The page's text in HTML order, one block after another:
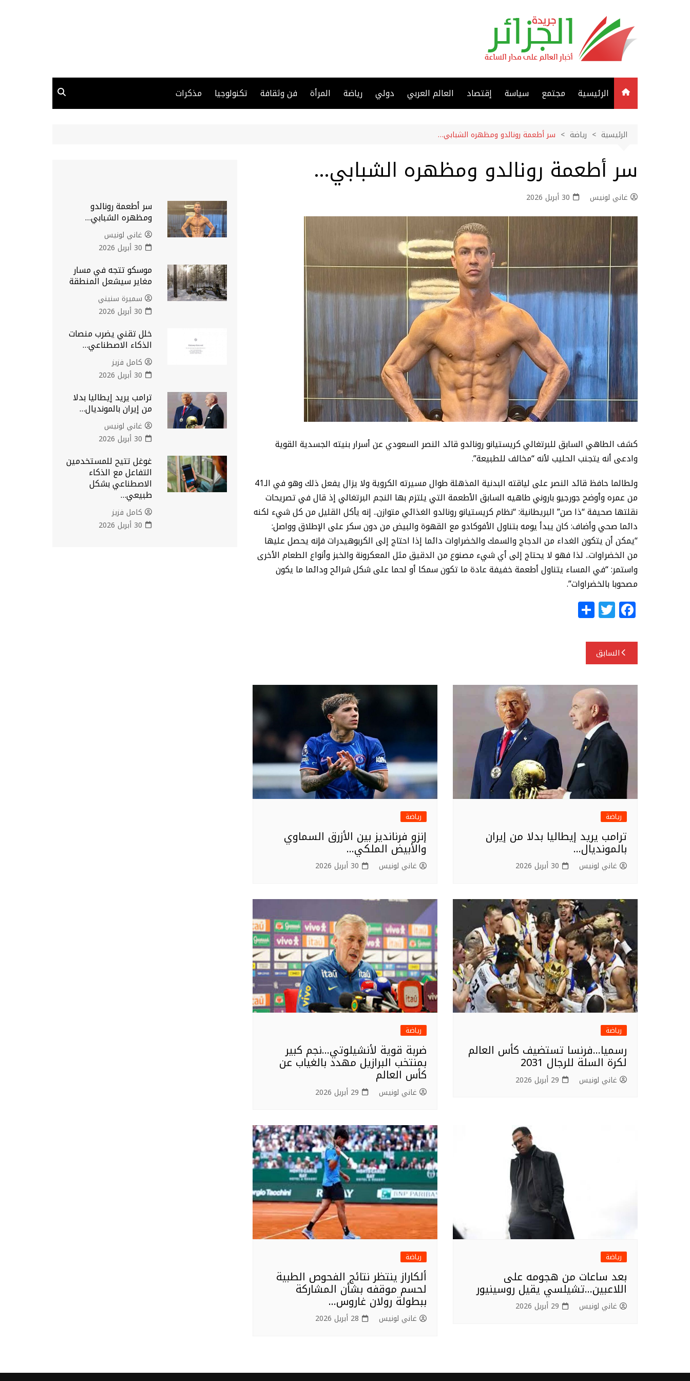
الرئيسية مجتمع سياسة إقتصاد العالم العربي دولي رياضة المرأة فن وثقافة تكنولوجيا مذكرات
الرئيسية رياضة سر أطعمة رونالدو ومظهره الشبابي…
سر أطعمة رونالدو ومظهره الشبابي…
غاني لونيس 30 أبريل 2026
كشف الطاهي السابق للبرتغالي كريستيانو رونالدو قائد النصر السعودي عن أسرار بنيته الجسدية القوية
وادعى أنه يتجنب الحليب لأنه “مخالف للطبيعة”.
ولطالما حافظ قائد النصر على لياقته البدنية المذهلة طوال مسيرته الكروية ولا يزال يفعل ذلك وهو في الـ41
من عمره وأوضح جورجيو باروني طاهيه السابق الأطعمة التي يلتزم بها النجم البرتغالي إذ قال في تصريحات
نقلتها صحيفة “ذا صن” البريطانية: “نظام كريستيانو رونالدو الغذائي متوازن.. إنه يأكل القليل من كل شيء لكنه
دائما صحي وأضاف: كان يبدأ يومه بتناول الأفوكادو مع القهوة والبيض من دون سكر على الإطلاق وواصل:
“يمكن أن يتكون الغداء من الدجاج والسمك والخضراوات دائما إذا احتاج إلى الكربوهيدرات فإنه يحصل عليها
من الخضراوات.. لذا فهو لا يحتاج إلى أي شيء مصنوع من الدقيق مثل المعكرونة والخبز وأنواع الطعام الأخرى
واستمر: “في المساء يتناول أطعمة خفيفة عادة ما تكون سمكا أو لحما على شكل شرائح ودائما ما يكون
مصحوبا بالخضراوات”.
F
a
c
e
o
o
k
T
w
itt
eتصفّح
المقالات
السابق
رياضة
ترامب يريد إيطاليا بدلا من إيران
بالمونديال…
غاني لونيس 30 أبريل 2026
رياضة
إنزو فرنانديز بين الأزرق السماوي
والأبيض الملكي…
غاني لونيس 30 أبريل 2026
رياضة
رسميا…فرنسا تستضيف كأس العالم
لكرة السلة للرجال 2031
غاني لونيس 29 أبريل 2026
رياضة
ضربة قوية لأنشيلوتي…نجم كبير
بمنتخب البرازيل مهدد بالغياب عن
كأس العالم
غاني لونيس 29 أبريل 2026
رياضة
بعد ساعات من هجومه على
اللاعبين…تشيلسي يقيل روسينيور
غاني لونيس 29 أبريل 2026
رياضة
ألكاراز ينتظر نتائج الفحوص الطبية
لحسم موقفه بشأن المشاركة
ببطولة رولان غاروس…
غاني لونيس 28 أبريل 2026
سر أطعمة رونالدو
ومظهره الشبابي…
غاني لونيس
30 أبريل 2026
موسكو تتجه في مسار
مغاير سيشعل المنطقة
سميرة سنيني
30 أبريل 2026
خلل تقني يضرب منصات
الذكاء الاصطناعي…
كامل فزيز
30 أبريل 2026
ترامب يريد إيطاليا بدلا
من إيران بالمونديال…
غاني لونيس
30 أبريل 2026
غوغل تتيح للمستخدمين
التفاعل مع الذكاء
الاصطناعي بشكل
طبيعي…
كامل فزيز
30 أبريل 2026